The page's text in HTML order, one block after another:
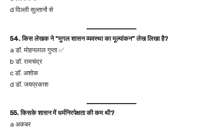
d दिल्ली सुल्तानों से
54. किस लेखक ने “मुगल शासन व्यवस्था का मूल्यांकन” लेख लिखा है?
a डॉ. मोहनलाल गुप्ता ✅
b डॉ. रामचंद्र
c डॉ. अशोक
d डॉ. जयप्रकाश
55. किसके शासन में धर्मनिरपेक्षता की कम थी?
a अकबर